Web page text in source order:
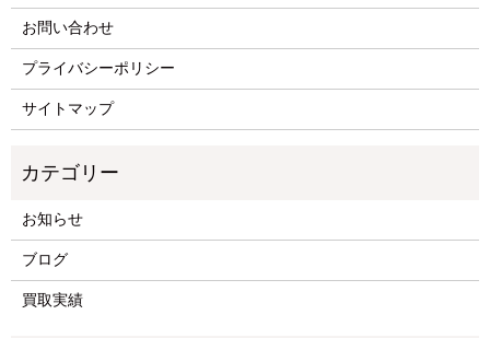
お問い合わせ
プライバシーポリシー
サイトマップ
お知らせ
ブログ
買取実績